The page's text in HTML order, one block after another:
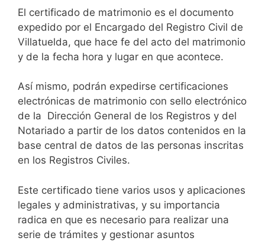
El certificado de matrimonio es el documento
expedido por el Encargado del Registro Civil de
Villatuelda, que hace fe del acto del matrimonio
y de la fecha hora y lugar en que acontece.
Así mismo, podrán expedirse certificaciones
electrónicas de matrimonio con sello electrónico
de la Dirección General de los Registros y del
Notariado a partir de los datos contenidos en la
base central de datos de las personas inscritas
en los Registros Civiles.
Este certificado tiene varios usos y aplicaciones
legales y administrativas, y su importancia
radica en que es necesario para realizar una
serie de trámites y gestionar asuntos